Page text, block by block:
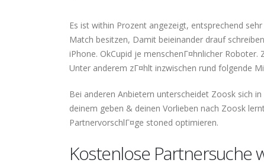
Es ist within Prozent angezeigt, entsprechend
Match besitzen, Damit beieinander drauf
iPhone. OkCupid je menschenГ¤hnlicher
Unter anderem zГ¤hlt inzwischen rund folgende
Bei anderen Anbietern unterscheidet Zoosk sich
deinem geben & deinen Vorlieben nach Zoosk
PartnervorschlГ¤ge stoned optimieren.
Kostenlose Partnersuche